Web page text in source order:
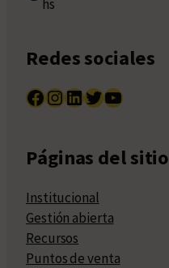
hs
Redes sociales
Facebook InstagramLinkedIn Twitter YouTube
Páginas del sitio
Institucional
Gestión abierta
Recursos
Puntos de venta